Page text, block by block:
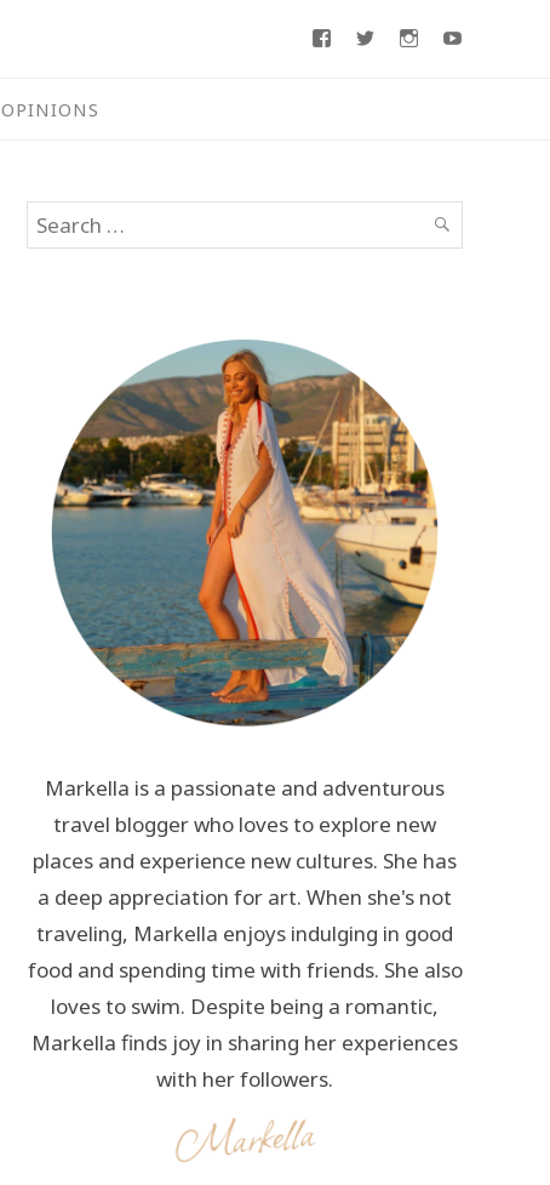
FacebookTwitterInstagram
OPINIONS
Search
for:
SEARCH
Markella is a passionate and adventurous
travel blogger who loves to explore new
places and experience new cultures. She has
a deep appreciation for art. When she's not
traveling, Markella enjoys indulging in good
food and spending time with friends. She also
loves to swim. Despite being a romantic,
Markella finds joy in sharing her experiences
with her followers.